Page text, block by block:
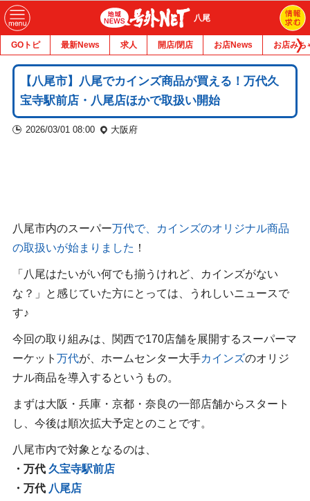
八尾
GOトピ 最新News 求人 開店/閉店 お店News お店みち
【八尾市】八尾でカインズ商品が買える！万代久
宝寺駅前店・八尾店ほかで取扱い開始
2026/03/01 08:00 大阪府
八尾市内のスーパー万代で、カインズのオリジナル商品
の取扱いが始まりました ！
「八尾はたいがい何でも揃うけれど、カインズがない
な？」と感じていた方にとっては、うれしいニュースで
す♪
今回の取り組みは、関西で170店舗を展開するスーパーマ
ーケット 万代が、ホームセンター大手カインズのオリジ
ナル商品を導入するというもの。
まずは大阪・兵庫・京都・奈良の一部店舗からスタート
し、今後は順次拡大予定とのことです。
八尾市内で対象となるのは、
・万代 久宝寺駅前店
・万代 八尾店